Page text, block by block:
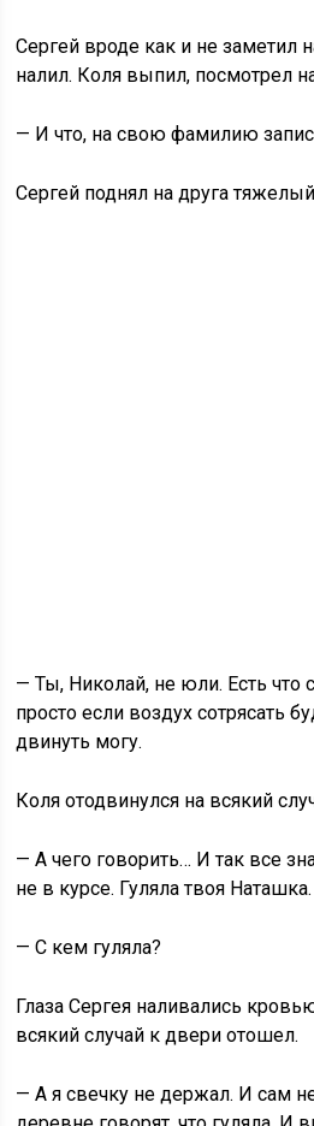
Сергей вроде как и не заметил
налил. Коля выпил, посмотрел
— И что, на свою фамилию
Сергей поднял на друга
— Ты, Николай, не юли. Есть что
просто если воздух сотрясать
двинуть могу.
Коля отодвинулся на всякий
— А чего говорить… И так все
не в курсе. Гуляла твоя Наташка.
— С кем гуляла?
Глаза Сергея наливались
всякий случай к двери отошел.
— А я свечку не держал. И сам